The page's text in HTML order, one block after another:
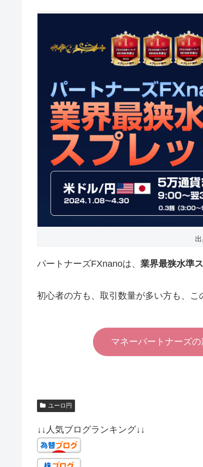
出
パートナーズFXnanoは、 業界最狭水準
初心者の方も、取引数量が多い方も、こ
マネーパートナーズ
ユーロ円
↓↓人気ブログランキング↓↓